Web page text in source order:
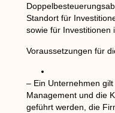
Standort für
sowie für Investitionen
Voraussetzungen für
– Ein Unternehmen gilt
Management und die
geführt werden, die